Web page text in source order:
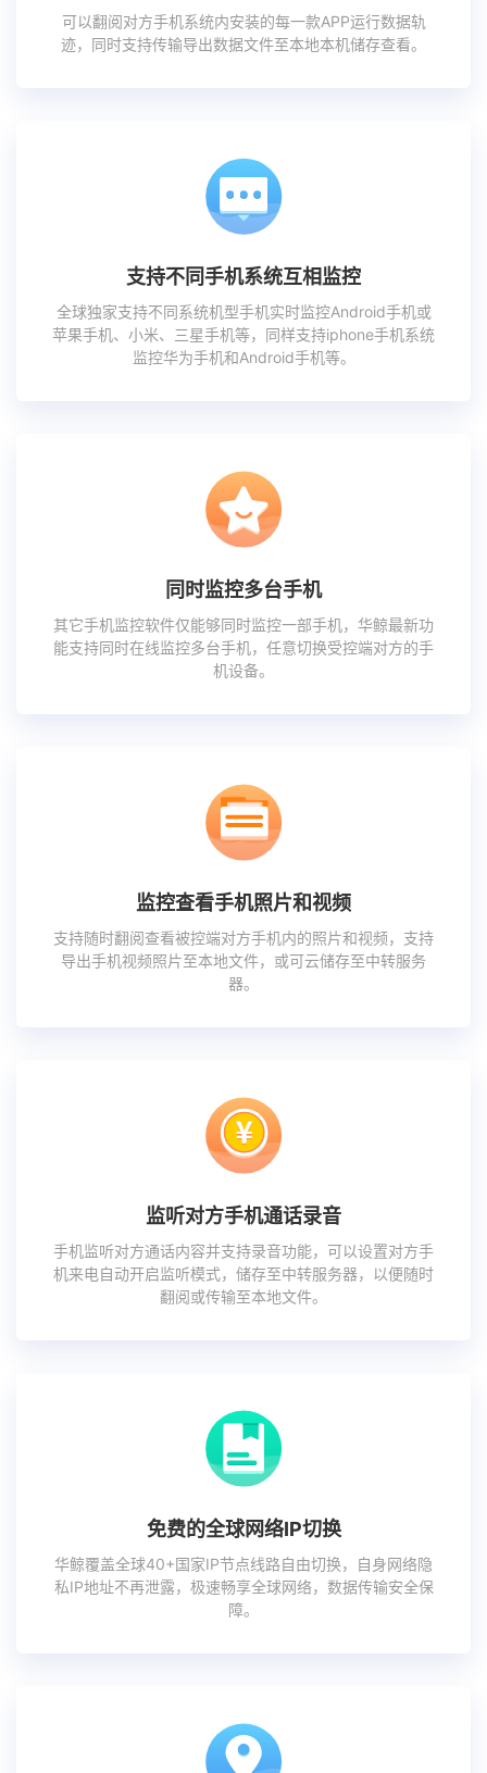
可以翻阅对方手机系统内安装的每一款APP运行数据轨
迹，同时支持传输导出数据文件至本地本机储存查看。
支持不同手机系统互相监控
全球独家支持不同系统机型手机实时监控Android手机或
苹果手机、小米、三星手机等，同样支持iphone手机系统
监控华为手机和Android手机等。
同时监控多台手机
其它手机监控软件仅能够同时监控一部手机，华鲸最新功
能支持同时在线监控多台手机，任意切换受控端对方的手
机设备。
监控查看手机照片和视频
支持随时翻阅查看被控端对方手机内的照片和视频，支持
导出手机视频照片至本地文件，或可云储存至中转服务
器。
监听对方手机通话录音
手机监听对方通话内容并支持录音功能，可以设置对方手
机来电自动开启监听模式，储存至中转服务器，以便随时
翻阅或传输至本地文件。
免费的全球网络IP切换
华鲸覆盖全球40+国家IP节点线路自由切换，自身网络隐
私IP地址不再泄露，极速畅享全球网络，数据传输安全保
障。